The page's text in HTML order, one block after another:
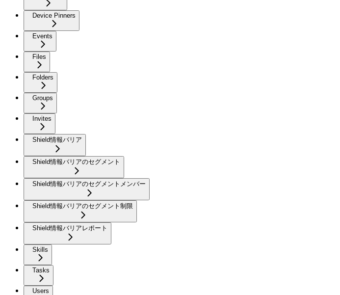
Device Pinners
Events
Files
Folders
Groups
Invites
Shield情報バリア
Shield情報バリアのセグメント
Shield情報バリアのセグメントメンバー
Shield情報バリアのセグメント制限
Shield情報バリアレポート
Skills
Tasks
Users